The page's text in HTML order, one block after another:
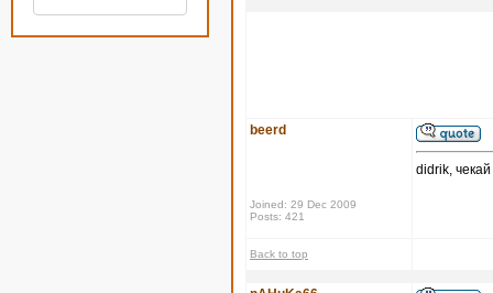
beerd
Joined: 29 Dec 2009
Posts: 421
didrik,
Back to top